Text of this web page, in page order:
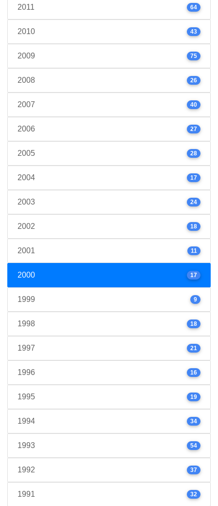
2011 64
2010 43
2009 75
2008 26
2007 40
2006 27
2005 28
2004 17
2003 24
2002 18
2001 11
2000 17
1999 9
1998 18
1997 21
1996 16
1995 19
1994 34
1993 54
1992 37
1991 32